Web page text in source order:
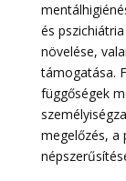
és
növelése,
támogatása.
függőségek
megelőzés, a